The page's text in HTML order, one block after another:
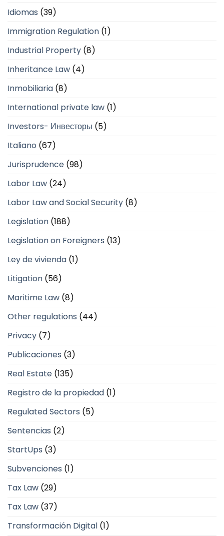
Idiomas (39)
Immigration Regulation (1)
Industrial Property (8)
Inheritance Law (4)
Inmobiliaria (8)
International private law (1)
Investors- Инвесторы (5)
Italiano (67)
Jurisprudence (98)
Labor Law (24)
Labor Law and Social Security (8)
Legislation (188)
Legislation on Foreigners (13)
Ley de vivienda (1)
Litigation (56)
Maritime Law (8)
Other regulations (44)
Privacy (7)
Publicaciones (3)
Real Estate (135)
Registro de la propiedad (1)
Regulated Sectors (5)
Sentencias (2)
StartUps (3)
Subvenciones (1)
Tax Law (29)
Tax Law (37)
Transformación Digital (1)